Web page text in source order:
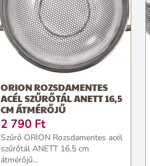
ORION ROZSDAMENTES
ACÉL SZŰRŐTÁL ANETT 16,5
CM ÁTMÉRŐJŰ
2 790 Ft
Szűrő ORION Rozsdamentes acél
szűrőtál ANETT 16,5 cm
átmérőjű...